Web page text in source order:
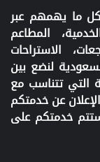
ما يهمهم عبر
المطاعم
الاستراحات
لنضع بين
التي تتناسب مع
عن خدمتكم
خدمتكم على